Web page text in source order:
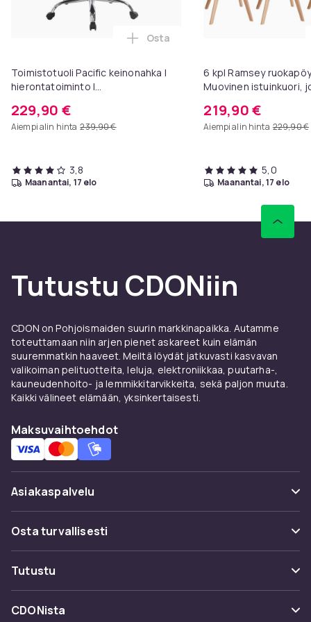
Tuoteturvallisuustiedot
Toimistotuoli Pacific keinonahka I
hierontatoiminto I
229,90 €
Aiempi alin hinta 239,90 €
Lisää Toimistotuoli Pacific
Osta
3,8
maanantai, 17 elo
6 kpl Ramsey
Muovinen istuinkuori,
jossa on pyökkirunko
219,90 €
Aiempi alin hinta 229,90 €
5,0
maanantai, 17 elo
Tutustu CDONiin
CDON on Pohjoismaiden suurin markkinapaikka. Autamme
toteuttamaan niin arjen pienet askareet kuin elämän
suuremmatkin haaveet. Meiltä löydät jatkuvasti kasvavan
valikoiman pelituotteita, leluja, elektroniikkaa, puutarha-,
kauneudenhoito- ja lemmikkitarvikkeita, sekä paljon muuta.
Kaikki välineet elämään, yksinkertaisesti.
Maksuvaihtoehdot
Asiakaspalvelu
Usein kysyttyä (UKK)
Seuraa pakettia
Ota yhteyttä
Osta turvallisesti
Maksuvaihtoehdot
Toimitus
Tutustu
Kategoriat
CDONista